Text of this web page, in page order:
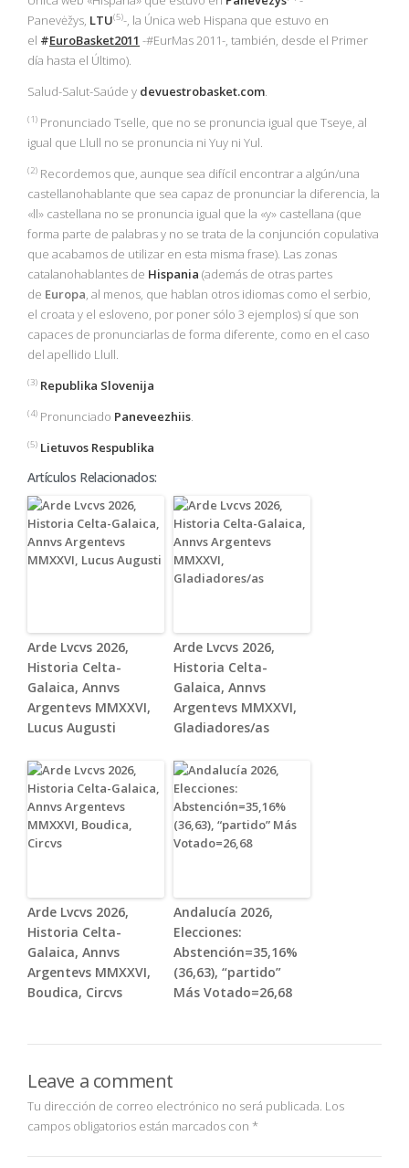
Panevėžys, LTU(5)-, la Única web Hispana que estuvo en
el #EuroBasket2011 -#EurMas 2011-, también, desde el Primer
día hasta el Último).
Salud-Salut-Saúde y devuestrobasket.com.
(1) Pronunciado Tselle, que no se pronuncia igual que Tseye, al
igual que Llull no se pronuncia ni Yuy ni Yul.
(2) Recordemos que, aunque sea difícil encontrar a algún/una
castellanohablante que sea capaz de pronunciar la diferencia, la
«ll» castellana no se pronuncia igual que la «y» castellana (que
forma parte de palabras y no se trata de la conjunción copulativa
que acabamos de utilizar en esta misma frase). Las zonas
catalanohablantes de Hispania (además de otras partes
de Europa, al menos, que hablan otros idiomas como el serbio,
el croata y el esloveno, por poner sólo 3 ejemplos) sí que son
capaces de pronunciarlas de forma diferente, como en el caso
del apellido Llull.
(3) Republika Slovenija
(4) Pronunciado Paneveezhiis.
(5) Lietuvos Respublika
Artículos Relacionados:
Arde Lvcvs 2026,
Historia Celta-
Galaica, Annvs
Argentevs MMXXVI,
Lucus Augusti
Arde Lvcvs 2026,
Historia Celta-
Galaica, Annvs
Argentevs MMXXVI,
Gladiadores/as
Arde Lvcvs 2026,
Historia Celta-
Galaica, Annvs
Argentevs MMXXVI,
Boudica, Circvs
Andalucía 2026,
Elecciones:
Abstención=35,16%
(36,63), “partido”
Más Votado=26,68
Leave a comment
Tu dirección de correo electrónico no será publicada. Los
campos obligatorios están marcados con *